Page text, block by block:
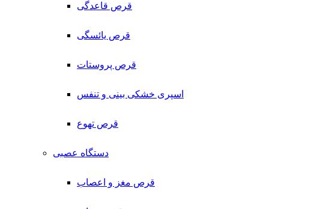
قرص قاعدگی
قرص یائسگی
قرص پروستات
اسپری خشکی بینی و تنفس
قرص تهوع
دستگاه عصبی
قرص مغز و اعصاب